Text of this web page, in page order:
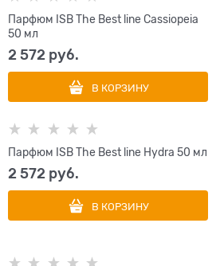
Парфюм ISB The Best line Cassiopeia
50 мл
2 572 руб.
В КОРЗИНУ
Парфюм ISB The Best line Hydra 50 мл
2 572 руб.
В КОРЗИНУ